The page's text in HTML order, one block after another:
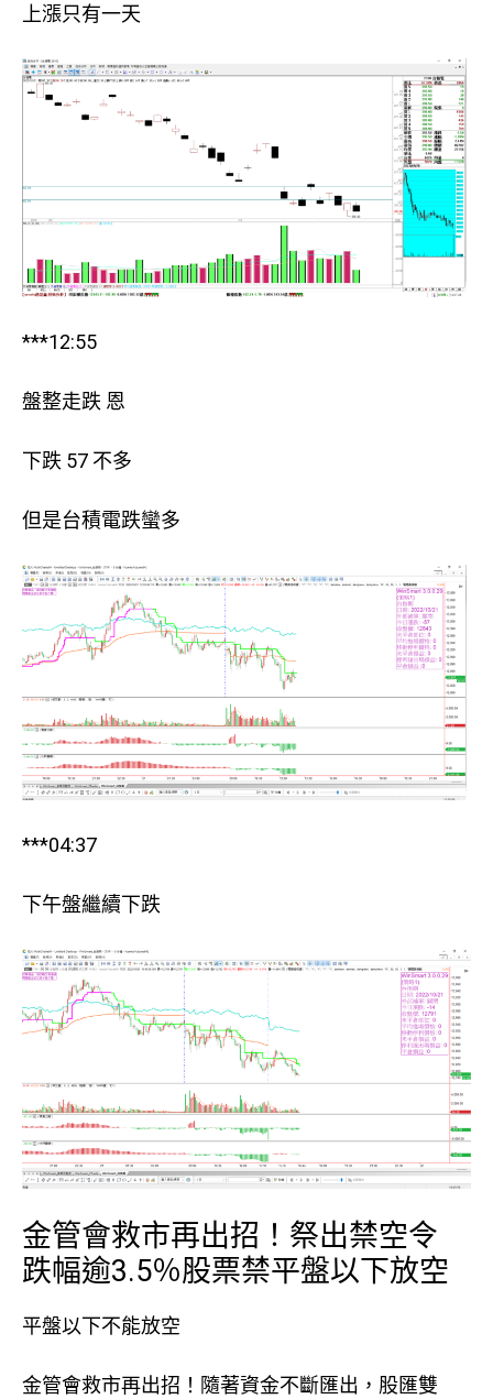
上漲只有一天
***12:55
盤整走跌 恩
下跌 57 不多
但是台積電跌蠻多
***04:37
下午盤繼續下跌
金管會救市再出招！祭出禁空令
跌幅逾3.5％股票禁平盤以下放空
平盤以下不能放空
金管會救市再出招！隨著資金不斷匯出，股匯雙